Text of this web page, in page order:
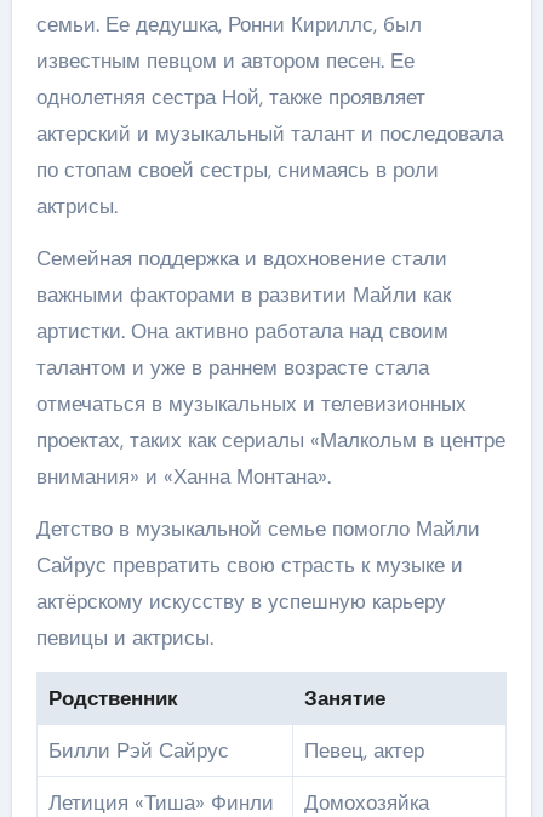
семьи. Ее дедушка, Ронни Кириллс, был
известным певцом и автором песен. Ее
однолетняя сестра Ной, также проявляет
актерский и музыкальный талант и последовала
по стопам своей сестры, снимаясь в роли
актрисы.
Семейная поддержка и вдохновение стали
важными факторами в развитии Майли как
артистки. Она активно работала над своим
талантом и уже в раннем возрасте стала
отмечаться в музыкальных и телевизионных
проектах, таких как сериалы «Малкольм в центре
внимания» и «Ханна Монтана».
Детство в музыкальной семье помогло Майли
Сайрус превратить свою страсть к музыке и
актёрскому искусству в успешную карьеру
певицы и актрисы.
Родственник
Занятие
Билли Рэй Сайрус
Певец, актер
Летиция «Тиша» Финли
Домохозяйка